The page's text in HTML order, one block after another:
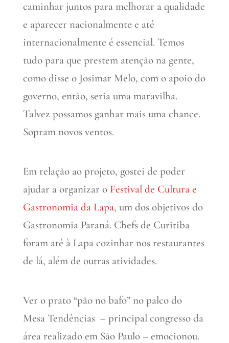
caminhar juntos para melhorar a qualidade
e aparecer nacionalmente e até
internacionalmente é essencial. Temos
tudo para que prestem atenção na gente,
como disse o Josimar Melo, com o apoio do
governo, então, seria uma maravilha.
Talvez possamos ganhar mais uma chance.
Sopram novos ventos.
Em relação ao projeto, gostei de poder
ajudar a organizar o Festival de Cultura e
Gastronomia da Lapa, um dos objetivos do
Gastronomia Paraná. Chefs de Curitiba
foram até à Lapa cozinhar nos restaurantes
de lá, além de outras atividades.
Ver o prato “pão no bafo” no palco do
Mesa Tendências – principal congresso da
área realizado em São Paulo – emocionou.